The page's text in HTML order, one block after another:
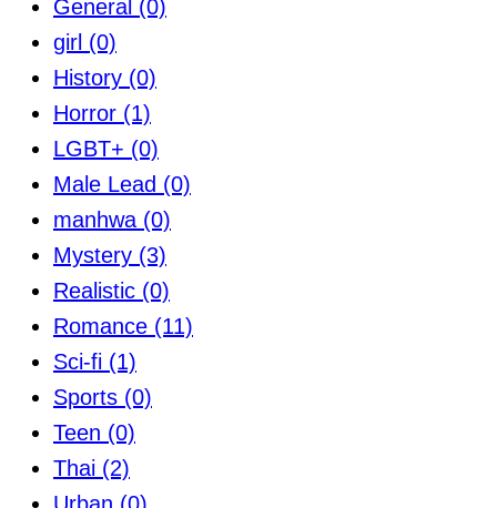
General (0)
girl (0)
History (0)
Horror (1)
LGBT+ (0)
Male Lead (0)
manhwa (0)
Mystery (3)
Realistic (0)
Romance (11)
Sci-fi (1)
Sports (0)
Teen (0)
Thai (2)